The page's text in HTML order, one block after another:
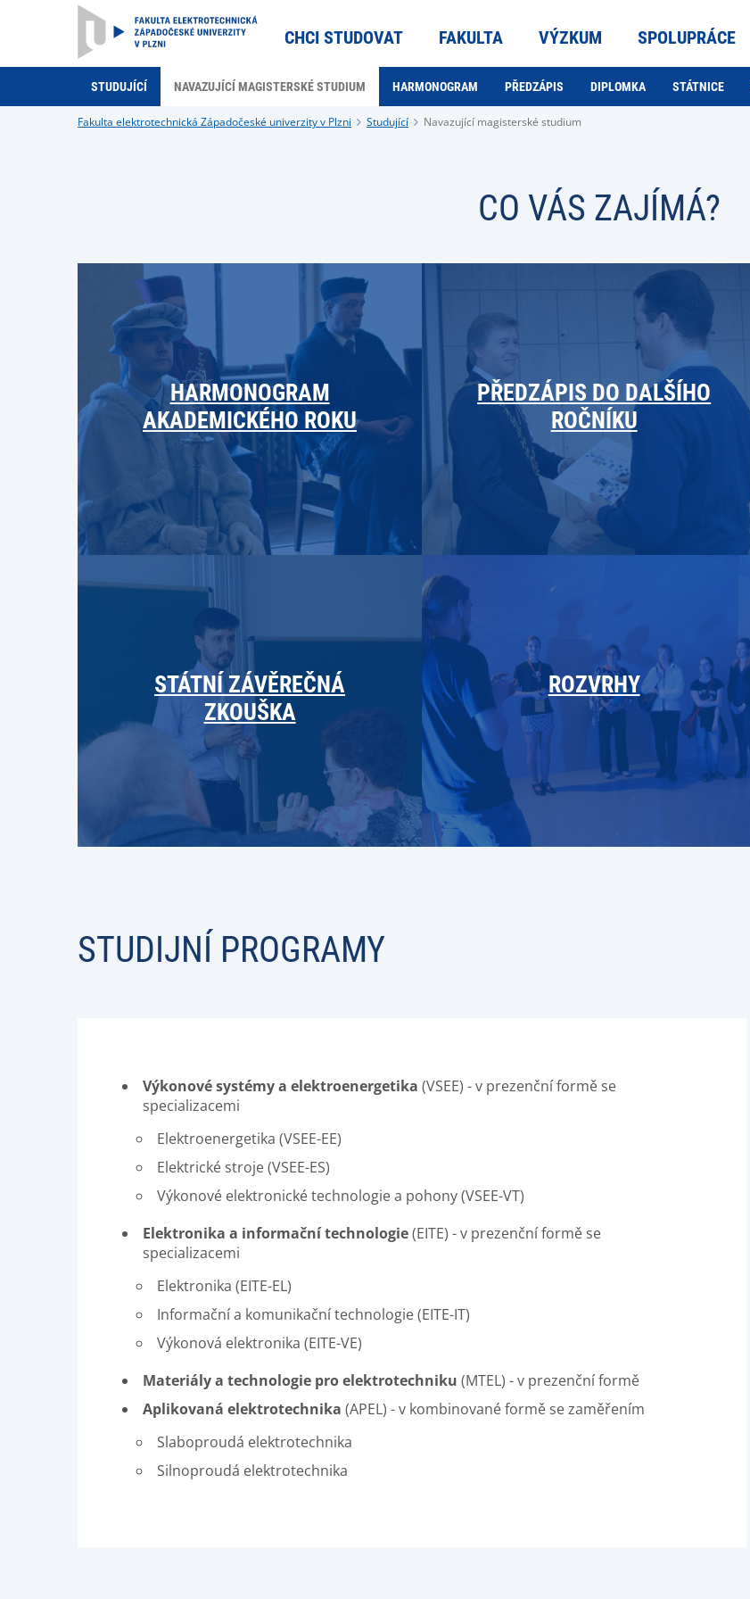
CHCI STUDOVAT FAKULTA VÝZKUM SPOLUPRÁCE
STUDUJÍCÍ NAVAZUJÍCÍ MAGISTERSKÉ STUDIUM HARMONOGRAM PŘEDZÁPIS DIPLOMKA STÁTNICE
Fakulta elektrotechnická Západočeské univerzity v Plzni Studující Navazující magisterské studium
CO VÁS ZAJÍMÁ?
HARMONOGRAM
AKADEMICKÉHO ROKU
PŘEDZÁPIS DO DALŠÍHO
ROČNÍKU
STÁTNÍ ZÁVĚREČNÁ
ZKOUŠKA
ROZVRHY
STUDIJNÍ PROGRAMY
Výkonové systémy a elektroenergetika (VSEE) - v prezenční formě se
specializacemi
Elektroenergetika (VSEE-EE)
Elektrické stroje (VSEE-ES)
Výkonové elektronické technologie a pohony (VSEE-VT)
Elektronika a informační technologie(EITE) - v prezenční formě se
specializacemi
Elektronika (EITE-EL)
Informační a komunikační technologie (EITE-IT)
Výkonová elektronika (EITE-VE)
Materiály a technologie pro elektrotechniku (MTEL) - v prezenční formě
Aplikovaná elektrotechnika (APEL) - v kombinované formě se zaměřením
Slaboproudá elektrotechnika
Silnoproudá elektrotechnika